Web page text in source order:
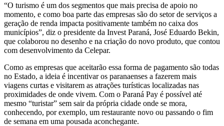
“O turismo é um dos segmentos que mais precisa de apoio no
momento, e como boa parte das empresas são do setor de serviços a
geração de renda impacta positivamente também no caixa dos
municípios”, diz o presidente da Invest Paraná, José Eduardo Bekin,
que colaborou no desenho e na criação do novo produto, que contou
com desenvolvimento da Celepar.
Como as empresas que aceitarão essa forma de pagamento são todas
no Estado, a ideia é incentivar os paranaenses a fazerem mais
viagens curtas e visitarem as atrações turísticas localizadas nas
proximidades de onde vivem. Com o Paraná Pay é possível até
mesmo “turistar” sem sair da própria cidade onde se mora,
conhecendo, por exemplo, um restaurante novo ou passando o fim
de semana em uma pousada aconchegante.